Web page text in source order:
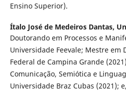
Ensino Superior).
Ítalo José de Medeiros Dantas,
Doutorando em Processos e
Universidade Feevale; Mestre em
Federal de Campina Grande
Comunicação, Semiótica e
Universidade Braz Cubas (2021);